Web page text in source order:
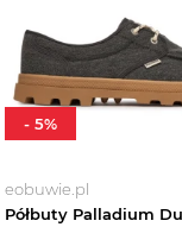
eobuwie.pl
- 5%